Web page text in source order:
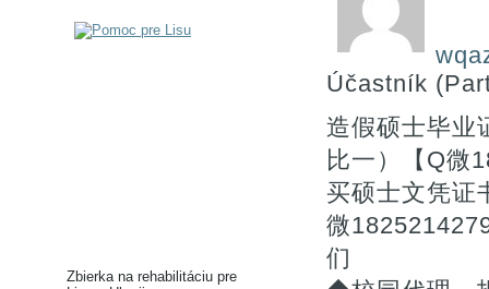
Zbierka na rehabilitáciu pre
Účastník
造假硕士毕业
比一）【Q微
买硕士文凭证
微
们